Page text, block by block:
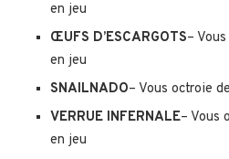
en jeu
ŒUFS D’ESCARGOTS–
en jeu
SNAILNADO– Vous octroie
VERRUE INFERNALE– Vous
en jeu